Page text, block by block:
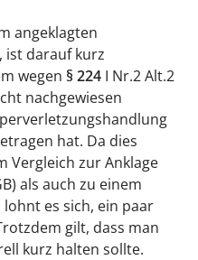
angeklagten
ist darauf kurz
wegen § 224 I Nr.2 Alt.2
nachgewiesen
hat. Da dies
Vergleich zur Anklage
als auch zu einem
es sich, ein paar
gilt, dass man
kurz halten sollte.